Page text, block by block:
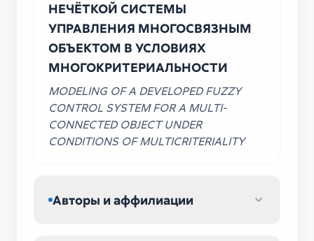
НЕЧЁТКОЙ СИСТЕМЫ
УПРАВЛЕНИЯ МНОГОСВЯЗНЫМ
ОБЪЕКТОМ В УСЛОВИЯХ
МНОГОКРИТЕРИАЛЬНОСТИ
MODELING OF A DEVELOPED FUZZY
CONTROL SYSTEM FOR A MULTI-
CONNECTED OBJECT UNDER
CONDITIONS OF MULTICRITERIALITY
Авторы и аффилиации